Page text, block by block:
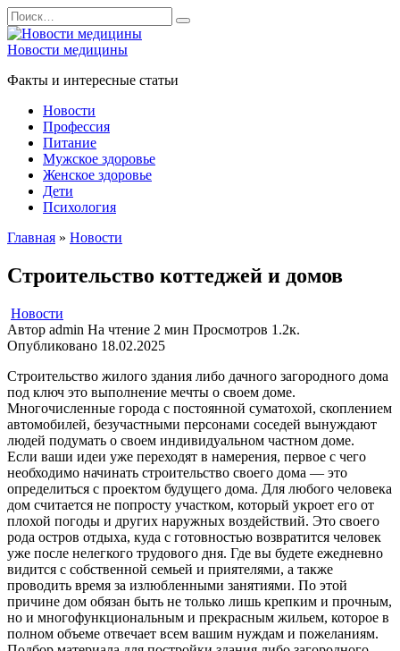
Перейти
к
содержанию
Search
for:
Новости медицины
Факты и интересные статьи
Новости
Профессия
Питание
Мужское здоровье
Женское здоровье
Дети
Психология
Главная » Новости
Строительство коттеджей и домов
Новости
Автор admin На чтение 2 мин Просмотров 1.2к.
Опубликовано 18.02.2025
Строительство жилого здания либо дачного загородного дома
под ключ это выполнение мечты о своем доме.
Многочисленные города с постоянной суматохой, скоплением
автомобилей, безучастными персонами соседей вынуждают
людей подумать о своем индивидуальном частном доме.
Если ваши идеи уже переходят в намерения, первое с чего
необходимо начинать строительство своего дома — это
определиться с проектом будущего дома. Для любого человека
дом считается не попросту участком, который укроет его от
плохой погоды и других наружных воздействий. Это своего
рода остров отдыха, куда с готовностью возвратится человек
уже после нелегкого трудового дня. Где вы будете ежедневно
видится с собственной семьей и приятелями, а также
проводить время за излюбленными занятиями. По этой
причине дом обязан быть не только лишь крепким и прочным,
но и многофункциональным и прекрасным жильем, которое в
полном объеме отвечает всем вашим нуждам и пожеланиям.